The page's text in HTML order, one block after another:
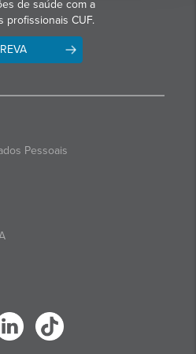
de saúde com a
profissionais CUF.
Pessoais